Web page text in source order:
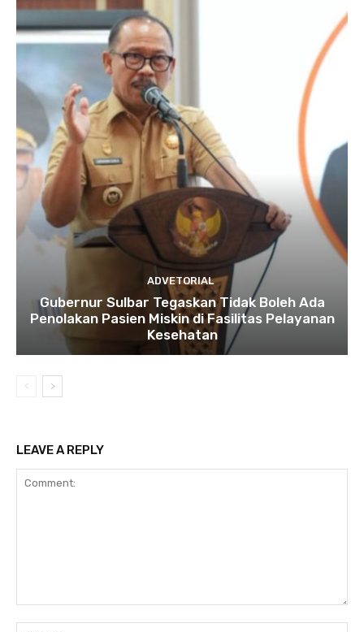
ADVETORIAL
Gubernur Sulbar Tegaskan Tidak Boleh Ada
Penolakan Pasien Miskin di Fasilitas Pelayanan
Kesehatan
LEAVE A REPLY